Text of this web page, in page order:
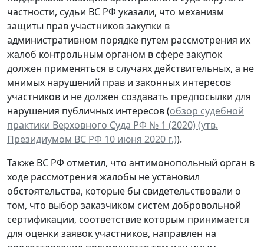
частности, судьи ВС РФ указали, что механизм
защиты прав участников закупки в
административном порядке путем рассмотрения их
жалоб контрольным органом в сфере закупок
должен применяться в случаях действительных, а не
мнимых нарушений прав и законных интересов
участников и не должен создавать предпосылки для
нарушения публичных интересов (обзор судебной
практики Верховного Суда РФ № 1 (2020) (утв.
Президиумом ВС РФ 10 июня 2020 г.)).
Также ВС РФ отметил, что антимонопольный орган в
ходе рассмотрения жалобы не установил
обстоятельства, которые бы свидетельствовали о
том, что выбор заказчиком систем добровольной
сертификации, соответствие которым принимается
для оценки заявок участников, направлен на